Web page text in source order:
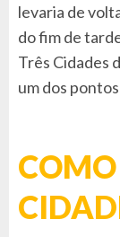
levaria de
do fim de
Três Cidades
um dos